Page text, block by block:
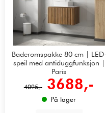
Baderomspakke 80 cm | LED-
speil med antiduggfunksjon |
Paris
4095,- 3688,-
På lager